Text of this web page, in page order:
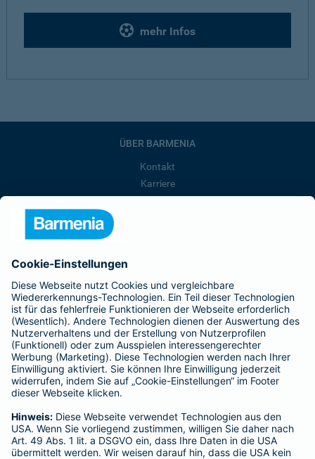
mehr Infos
ÜBER BARMENIA
Kontakt
Karriere
Barmenia ist Teil der BarmeniaGothaer
BELIEBTE SEITEN
Kranken-Zusatzversicherung
Tierversicherungen
Haftpflichtversicherung
Hausratversicherung
Adresse ändern
Schaden melden